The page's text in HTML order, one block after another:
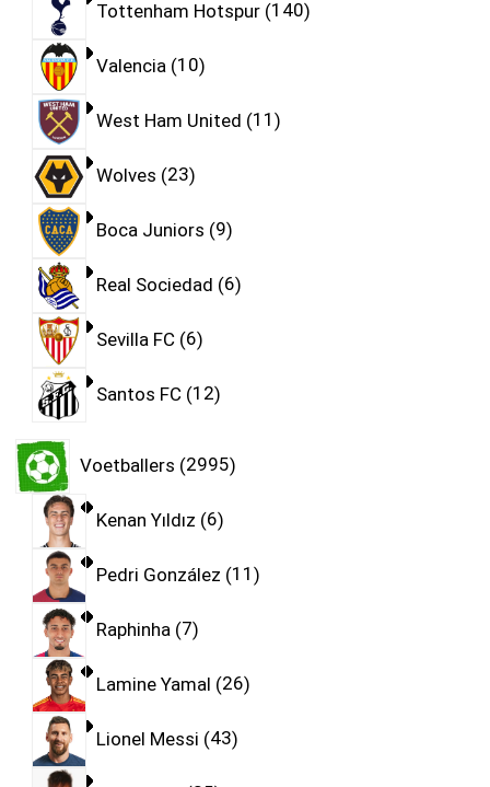
Tottenham Hotspur 140
Valencia 10
West Ham United 11
Wolves 23
Boca Juniors 9
Real Sociedad 6
Sevilla FC 6
Santos FC 12
Voetballers 2995
Kenan Yıldız 6
Pedri González 11
Raphinha 7
Lamine Yamal 26
Lionel Messi 43